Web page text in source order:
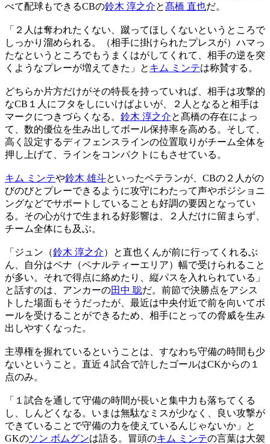
べて配球もできるCBの鈴木 淳之介と髙橋 直也だ。
「２人は奪われたくない、蹴ってほしくないというところで
しっかり溜められる。（相手に掛けられたプレスが）ハマっ
たなというところでもうまくはがしてくれて、相手の逆を突
くようなプレーが増えてきた」と キム ミンテは称賛する。
どちらか片方だけがその特長を持っていれば、相手は攻撃的
なCB１人にフタをしにいけばよいが、２人となると相手は
マークにつきづらくなる。 鈴木 淳之介と髙橋の存在によっ
て、数的優位を生み出してボール保持率を高める。そして、
高く設定するディフェンスラインの位置取りがチーム全体を
押し上げて、ラインをコンパクトにもさせている。
キム ミンテや鈴木 雄斗といったベテランが、CBの２人がの
びのびとプレーできるように攻守にわたって声やポジショニ
ングなどでサポートしていることも好調の要因となってい
る。その心がけで生まれる好影響は、２人だけに留まらず、
チーム全体にも及ぶ。
「ジュン（鈴木 淳之介）と直也くんが前に行ってくれるぶ
ん、自分はペナ（ペナルティーエリア）幅で受けられること
が多い。それで得点に絡めたり、縦パスを入れられている」
と話すのは、アンカーの田中 聡だ。前節で決勝点をアシス
トした場面もそうだったが、最近は中央付近で前を向いてボ
ールを受けることができるため、相手にとっての脅威を生み
出しやすくなった。
主導権を握れているということは、すなわち守備の時間も少
ないということ。直近４試合で許したゴールはCKからの１
点のみ。
「１試合を通して守備の時間が長いと集中力も落ちてくる
し、しんどくなる。いまは無駄なミスが少なく、良い攻撃が
できていることで守備の力を使えているんじゃないか」と
GKのソン ボムグンは語る。冒頭のキム ミンテの言葉は大袈